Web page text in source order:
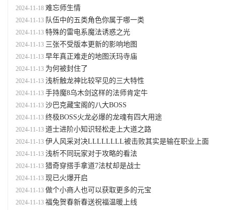
2024-11-18 难忘师生情
2024-11-13 队伍中的五类角色你属于哪一类
2024-11-13 特殊的雷电系魔法诱惑之光
2024-11-13 三张不受版本更新的影响地图
2024-11-13 早年真正难走的地图沃玛寺庙
2024-11-13 为何被封住了
2024-11-13 浅析触龙神比较罕见的三大特性
2024-11-13 手持魔8乌木剑这样的法师肯定牛
2024-11-13 沙巴克藏宝阁的八大BOSS
2024-11-13 终极BOSS火龙必爆的龙魂有四大用途
2024-11-13 道士进阶小知识轻松走上大道之路
2024-11-13 伊人风采对决LLLLLLLL被击败其实是输在职业上面
2024-11-13 浅析不同玩家对于攻略的看法
2024-11-13 猎奇穿搭手拿道7法杖却是战士
2024-11-13 现已火爆开启
2024-11-13 做个小商人也可以获取更多的元宝
2024-11-13 福兔贺春新春送祝福温暖上线